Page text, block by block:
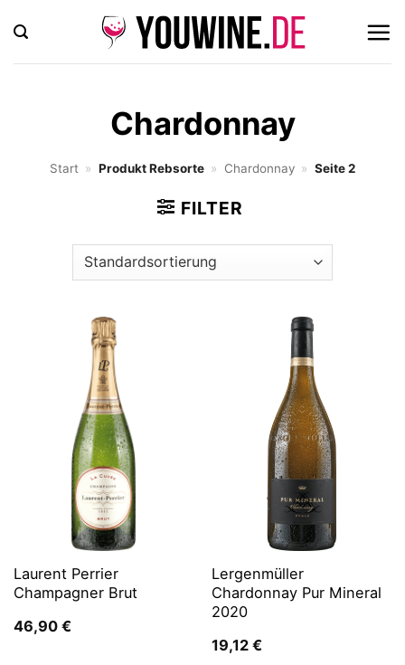
Inhalt
springen
Chardonnay
Start » Produkt Rebsorte » Chardonnay » Seite 2
FILTER
Laurent Perrier
Champagner Brut
46,90 €
Lergenmüller
Chardonnay Pur Mineral
2020
19,12 €